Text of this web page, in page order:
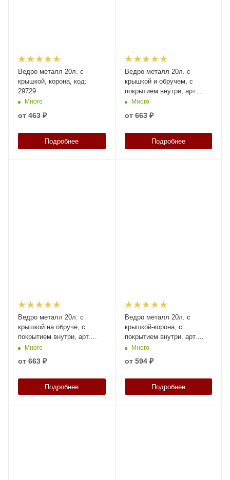
Ведро металл 20л. с
крышкой, корона, код:
29729
Много
от 463 ₽
Подробнее
Ведро металл 20л. с
крышкой и обручем, с
покрытием внутри, арт.
ВМо 20б с покрытием (Б),
Много
от 663 ₽
Подробнее
Ведро металл 20л. с
крышкой на обруче, с
покрытием внутри, арт.
ВМо 20с с покрытием (Б),
Много
от 663 ₽
Подробнее
Ведро металл 20л. с
крышкой-корона, с
покрытием внутри, арт.
ВМк 20с с покрытием (Б),
Много
от 594 ₽
Подробнее